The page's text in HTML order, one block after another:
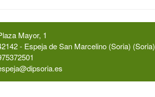
Mayor, 1
- Espeja de San Marcelino (Soria) (Soria)